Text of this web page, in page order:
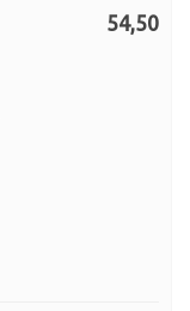
54,50